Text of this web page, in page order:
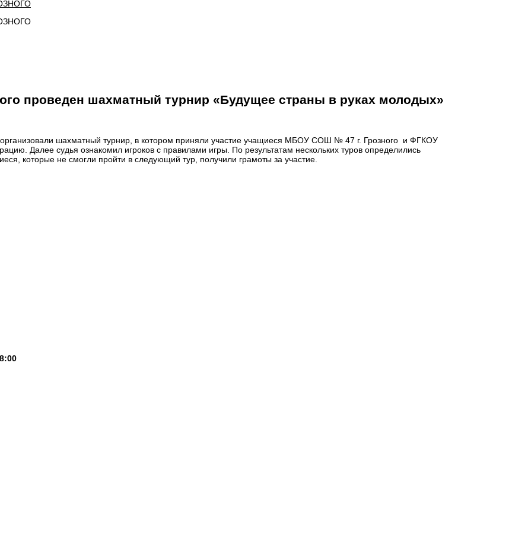
проведен шахматный турнир «Будущее страны в руках молодых»
шахматный турнир, в котором приняли участие учащиеся МБОУ СОШ № 47 г. Грозного и ФГКОУ
Далее судья ознакомил игроков с правилами игры. По результатам нескольких туров определились
которые не смогли пройти в следующий тур, получили грамоты за участие.